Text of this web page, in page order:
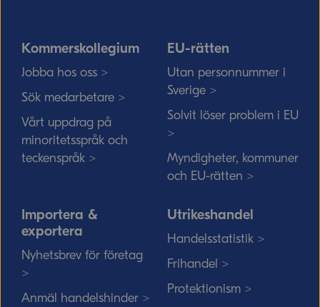
Kommerskollegium
Jobba hos oss >
Sök medarbetare >
Vårt uppdrag på
minoritetsspråk och
teckenspråk >
EU-rätten
Utan personnummer i
Sverige >
Solvit löser problem i EU
>
Myndigheter, kommuner
och EU-rätten >
Importera &
exportera
Nyhetsbrev för företag
>
Anmäl handelshinder >
Utrikeshandel
Handelsstatistik >
Frihandel >
Protektionism >